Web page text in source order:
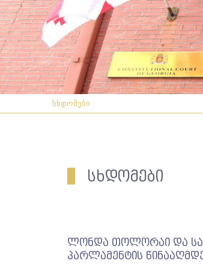
სხდომები
სხდომები
ლონდა თოლორაი და
პარლამენტის